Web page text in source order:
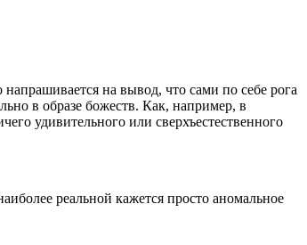
на вывод, что сами по себе рога
в образе божеств. Как, например, в
удивительного или сверхъестественного
реальной кажется просто аномальное